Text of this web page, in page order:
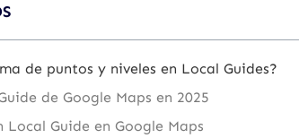
de puntos y niveles en Local Guides?
de Google Maps en 2025
Guide en Google Maps